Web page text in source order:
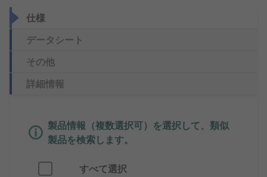
仕様
データシート
その他
詳細情報
製品情報（複数選択可）を選択して、類似
製品を検索します。
すべて選択